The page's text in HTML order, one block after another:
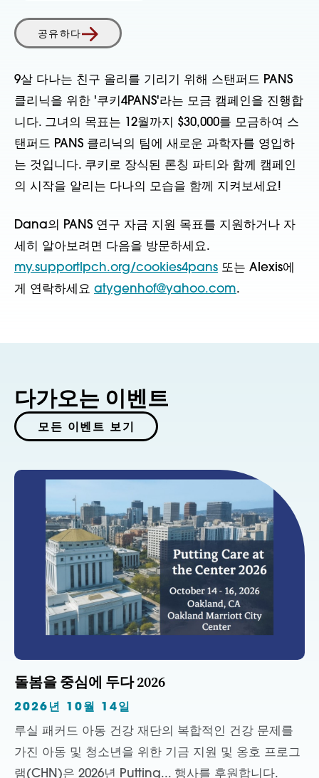
공유하다
9살 다나는 친구 올리를 기리기 위해 스탠퍼드 PANS
클리닉을 위한 '쿠키4PANS'라는 모금 캠페인을 진행합
니다. 그녀의 목표는 12월까지 $30,000를 모금하여 스
탠퍼드 PANS 클리닉의 팀에 새로운 과학자를 영입하
는 것입니다. 쿠키로 장식된 론칭 파티와 함께 캠페인
의 시작을 알리는 다나의 모습을 함께 지켜보세요!
Dana의 PANS 연구 자금 지원 목표를 지원하거나 자
세히 알아보려면 다음을 방문하세요.
my.supportlpch.org/cookies4pans 또는 Alexis에
게 연락하세요 atygenhof@yahoo.com.
다가오는 이벤트
모든 이벤트 보기
돌봄을 중심에 두다 2026
2026년 10월 14일
루실 패커드 아동 건강 재단의 복합적인 건강 문제를
가진 아동 및 청소년을 위한 기금 지원 및 옹호 프로그
램(CHN)은 2026년 Putting... 행사를 후원합니다.